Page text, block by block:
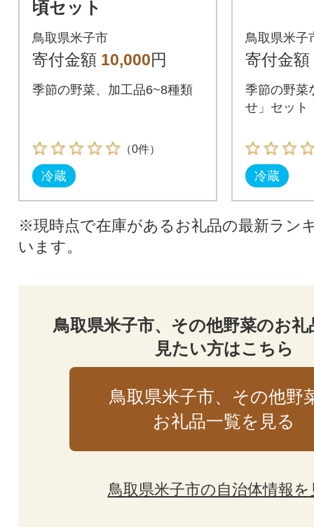
頃セット
鳥取県米子市
寄付金額 10,000円
季節の野菜、加工品6~8種類
（0件）
冷蔵
鳥取県米子
寄付金額
季節の野菜
せ」セット
冷蔵
※現時点で在庫があるお礼品の最新ラン
います。
鳥取県米子市、その他野菜のお
見たい方はこちら
鳥取県米子市、その他野
お礼品一覧を見る
鳥取県米子市の自治体情報を